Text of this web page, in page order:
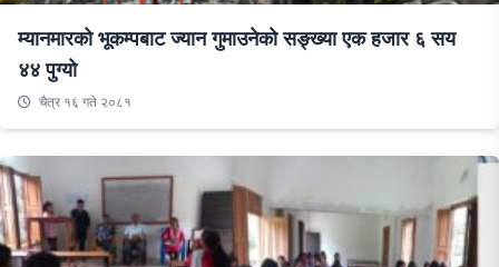
म्यानमारको भूकम्पबाट ज्यान गुमाउनेको सङ्ख्या एक हजार ६ सय
४४ पुग्यो
चैत्र १६ गते २०८१